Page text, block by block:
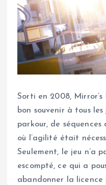
Sorti en 2008,
bon souvenir à tous
parkour, de séquences
où l’agilité était
Seulement, le jeu n’a
escompté, ce qui a
abandonner la licence